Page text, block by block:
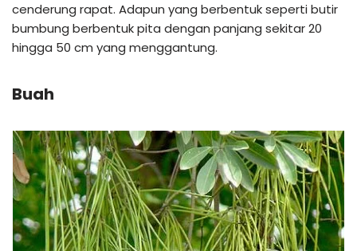
cenderung rapat. Adapun yang berbentuk seperti butir
bumbung berbentuk pita dengan panjang sekitar 20
hingga 50 cm yang menggantung.
Buah